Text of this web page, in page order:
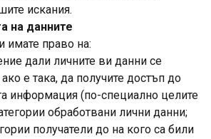
искания.
на данните
имате право на:
дали личните ви данни се
е така, да получите достъп до
информация (по-специално целите
обработвани лични данни;
получатели до на кого са били